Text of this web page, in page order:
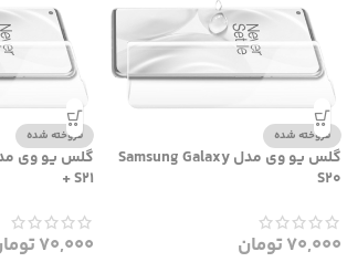
فروخته شده
گلس یو وی مدل Samsung Galaxy
S20
70,000تومان
فروخته شده
S21 +
70,000